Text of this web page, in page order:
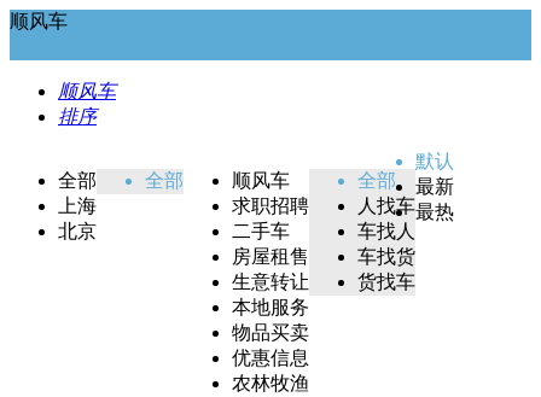
顺风车
顺风车
排序
全部
上海
北京
全部
顺风车
求职招聘
二手车
房屋租售
生意转让
本地服务
物品买卖
优惠信息
农林牧渔
全部
人找车
车找人
车找货
货找车
默认
最新
最热